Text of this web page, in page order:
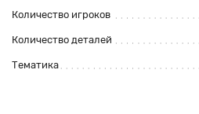
Количество игроков
Количество деталей
Тематика